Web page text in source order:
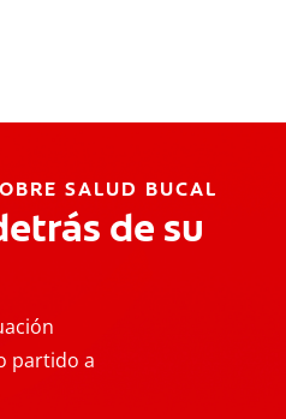
SALUD BUCAL
de su
partido a